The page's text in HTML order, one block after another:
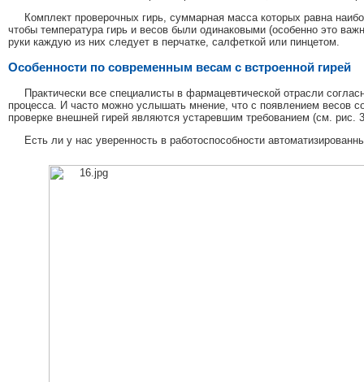
Комплект проверочных гирь, суммарная масса которых равна
чтобы температура гирь и весов были одинаковыми (особенно это
руки каждую из них следует в перчатке, салфеткой или пинцетом.
Особенности по современным весам с встроенной гирей
Практически все специалисты в фармацевтической отрасли
процесса. И часто можно услышать мнение, что с появлением весов
проверке внешней гирей являются устаревшим требованием (см.
Есть ли у нас уверенность в работоспособности